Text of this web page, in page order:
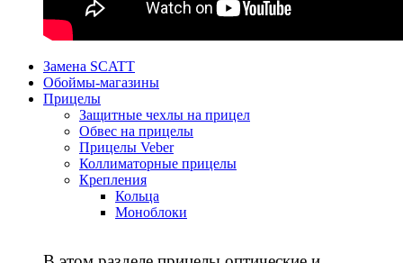
Замена SCATT
Обоймы-магазины
Прицелы
Защитные чехлы на прицел
Обвес на прицелы
Прицелы Veber
Коллиматорные прицелы
Крепления
Кольца
Моноблоки